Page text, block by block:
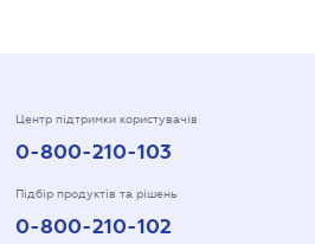
Центр підтримки користувачів
0-800-210-103
Підбір продуктів та рішень
0-800-210-102